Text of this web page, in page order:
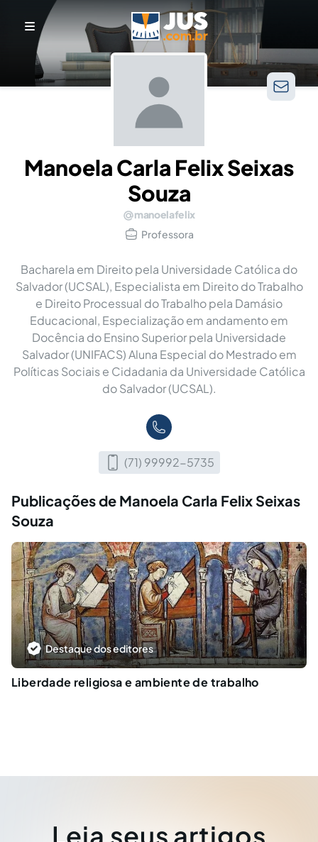
Manoela Carla Felix Seixas
Souza
manoelafelix
Professora
Bacharela em Direito pela Universidade Católica do
Salvador (UCSAL), Especialista em Direito do Trabalho
e Direito Processual do Trabalho pela Damásio
Educacional, Especialização em andamento em
Docência do Ensino Superior pela Universidade
Salvador (UNIFACS) Aluna Especial do Mestrado em
Políticas Sociais e Cidadania da Universidade Católica
do Salvador (UCSAL).
(71) 99992-5735
Publicações de Manoela Carla Felix Seixas
Souza
Destaque dos editores
Liberdade religiosa e ambiente de trabalho
Leia seus artigos